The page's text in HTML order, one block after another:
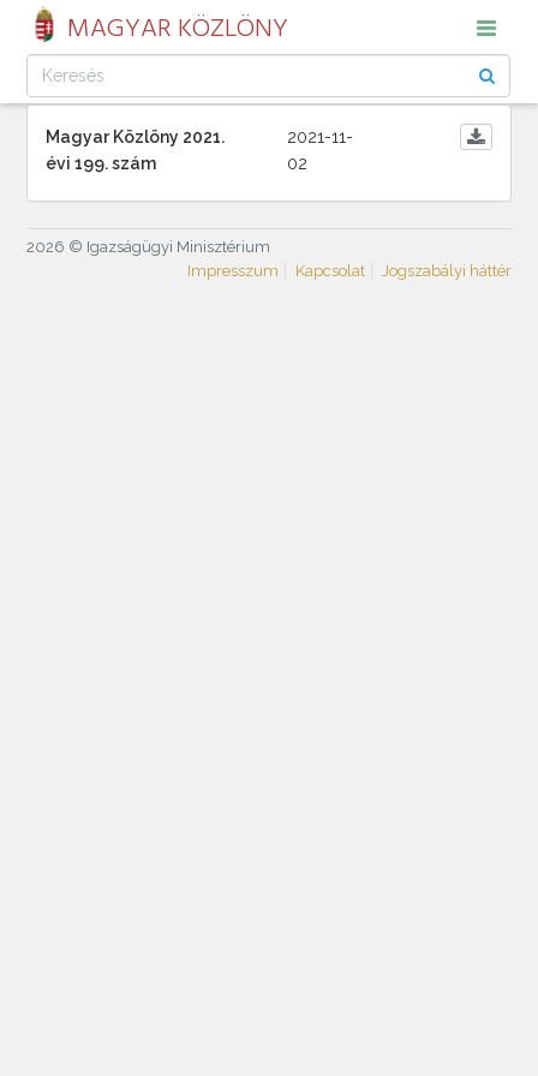
MAGYAR KÖZLÖNY
Magyar Közlöny 2021.
évi 199. szám
2021-11-
02
2026 © Igazságügyi Minisztérium
Impresszum
Kapcsolat Jogszabályi háttér